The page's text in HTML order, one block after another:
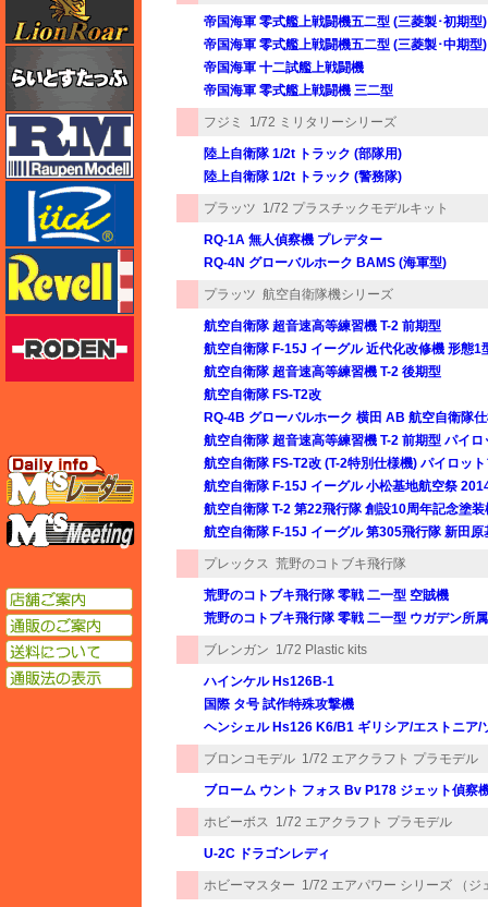
帝国海軍 零式艦上戦闘機五二型 (三菱製･初期型)
帝国海軍 零式艦上戦闘機五二型 (三菱製･中期型)
帝国海軍 十二試艦上戦闘機
帝国海軍 零式艦上戦闘機 三二型
フジミ 1/72 ミリタリーシリーズ
陸上自衛隊 1/2t トラック (部隊用)
陸上自衛隊 1/2t トラック (警務隊)
プラッツ 1/72 プラスチックモデルキット
RQ-1A 無人偵察機 プレデター
RQ-4N グローバルホーク BAMS (海軍型)
プラッツ 航空自衛隊機シリーズ
航空自衛隊 超音速高等練習機 T-2 前期型
航空自衛隊 F-15J イーグル 近代化改修機 形態1
航空自衛隊 超音速高等練習機 T-2 後期型
航空自衛隊 FS-T2改
RQ-4B グローバルホーク 横田 AB 航空自衛隊
航空自衛隊 超音速高等練習機 T-2 前期型 パイ
航空自衛隊 FS-T2改 (T-2特別仕様機) パイロッ
航空自衛隊 F-15J イーグル 小松基地航空祭
航空自衛隊 T-2 第22飛行隊 創設10周年記念塗装
航空自衛隊 F-15J イーグル 第305飛行隊 新田
プレックス 荒野のコトブキ飛行隊
荒野のコトブキ飛行隊 零戦 二一型 空賊機
荒野のコトブキ飛行隊 零戦 二一型 ウガデン所
ブレンガン 1/72 Plastic kits
ハインケル Hs126B-1
国際 タ号 試作特殊攻撃機
ヘンシェル Hs126 K6/B1 ギリシア/エストニア/
ブロンコモデル 1/72 エアクラフト プラモデル
ブローム ウント フォス Bv P178 ジェット偵察
ホビーボス 1/72 エアクラフト プラモデル
U-2C ドラゴンレディ
ホビーマスター 1/72 エアパワー シリーズ （ジ
らいとすたっふ
ラウペンモデル
エムズレーダー
エムズミーティング
通販のご案内
送料について
通販法の表示